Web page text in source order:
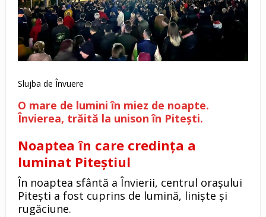
Slujba de Învuere
O mare de lumini în miez de noapte.
Învierea, trăită la unison în Pitești.
Noaptea în care credința a
luminat Piteștiul
În noaptea sfântă a Învierii, centrul orașului
Pitești a fost cuprins de lumină, liniște și
rugăciune.